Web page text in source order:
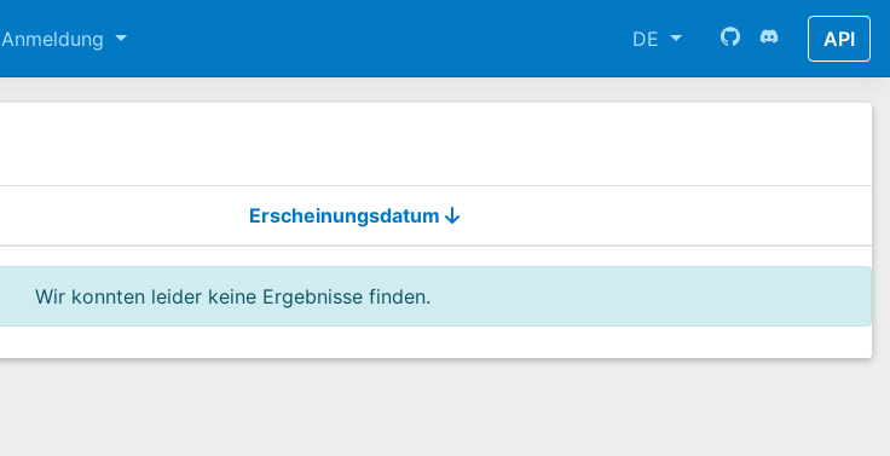
Anmeldung DE API
Erscheinungsdatum
Wir konnten leider keine Ergebnisse finden.